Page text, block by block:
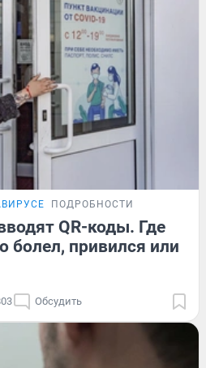
ПОДРОБНОСТИ
QR-коды. Где
болел, привился или
Обсудить